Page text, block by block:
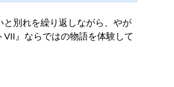
別れを繰り返しながら、やが
』ならではの物語を体験して